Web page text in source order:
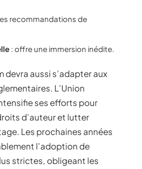
recommandations de
: offre une immersion inédite.
devra aussi s’adapter aux
L’Union
ses efforts pour
d’auteur et lutter
Les prochaines années
l’adoption de
strictes, obligeant les